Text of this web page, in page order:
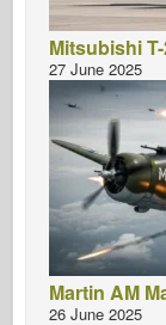
Mitsubishi
27 June 2025
Martin AM
26 June 2025